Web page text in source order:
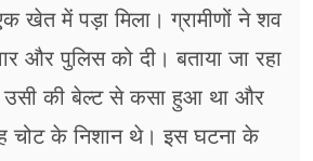
खेत में पड़ा मिला। ग्रामीणों ने शव
और पुलिस को दी। बताया जा रहा
उसी की बेल्ट से कसा हुआ था और
चोट के निशान थे। इस घटना के